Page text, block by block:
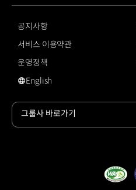
journal
공지사항
서비스 이용약관
운영정책
영문 사이트로 이동
English
그룹사 바로가기